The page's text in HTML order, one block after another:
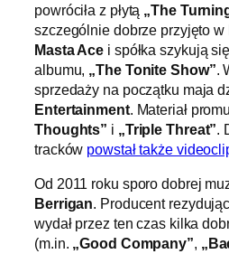
powróciła z płytą „The
szczególnie dobrze przyjęto w
Masta Ace i spółka szykują
albumu, „The Tonite Show”.
sprzedaży na początku maja
Entertainment. Materiał
Thoughts” i „Triple Threat”.
tracków powstał także
Od 2011 roku sporo dobrej
Berrigan. Producent
wydał przez ten czas kilka
(m.in. „Good Company”,